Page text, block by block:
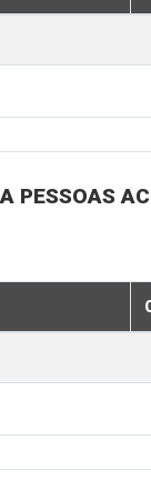
PESSOAS